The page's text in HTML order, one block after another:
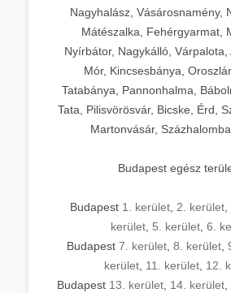
Nagyhalász, Vásárosnamény,
Mátészalka, Fehérgyarmat,
Nyírbátor, Nagykálló, Várpalota,
Mór, Kincsesbánya,
Tatabánya, Pannonhalma,
Tata, Pilisvörösvár, Bicske, Érd,
Martonvásár,
Budapest egész
Budapest 1. kerület, 2. kerület,
kerület, 5. kerület, 6.
Budapest 7. kerület, 8. kerület,
kerület 11. kerület 12.
Budapest 13. kerület, 14. kerület,